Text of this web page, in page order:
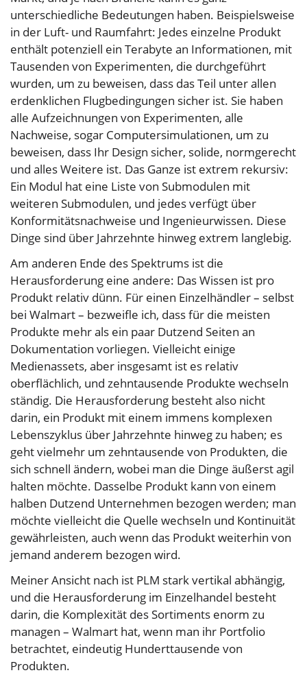
unterschiedliche Bedeutungen haben. Beispielsweise
in der Luft- und Raumfahrt: Jedes einzelne Produkt
enthält potenziell ein Terabyte an Informationen, mit
Tausenden von Experimenten, die durchgeführt
wurden, um zu beweisen, dass das Teil unter allen
erdenklichen Flugbedingungen sicher ist. Sie haben
alle Aufzeichnungen von Experimenten, alle
Nachweise, sogar Computersimulationen, um zu
beweisen, dass Ihr Design sicher, solide, normgerecht
und alles Weitere ist. Das Ganze ist extrem rekursiv:
Ein Modul hat eine Liste von Submodulen mit
weiteren Submodulen, und jedes verfügt über
Konformitätsnachweise und Ingenieurwissen. Diese
Dinge sind über Jahrzehnte hinweg extrem langlebig.
Am anderen Ende des Spektrums ist die
Herausforderung eine andere: Das Wissen ist pro
Produkt relativ dünn. Für einen Einzelhändler – selbst
bei Walmart – bezweifle ich, dass für die meisten
Produkte mehr als ein paar Dutzend Seiten an
Dokumentation vorliegen. Vielleicht einige
Medienassets, aber insgesamt ist es relativ
oberflächlich, und zehntausende Produkte wechseln
ständig. Die Herausforderung besteht also nicht
darin, ein Produkt mit einem immens komplexen
Lebenszyklus über Jahrzehnte hinweg zu haben; es
geht vielmehr um zehntausende von Produkten, die
sich schnell ändern, wobei man die Dinge äußerst agil
halten möchte. Dasselbe Produkt kann von einem
halben Dutzend Unternehmen bezogen werden; man
möchte vielleicht die Quelle wechseln und Kontinuität
gewährleisten, auch wenn das Produkt weiterhin von
jemand anderem bezogen wird.
Meiner Ansicht nach ist PLM stark vertikal abhängig,
und die Herausforderung im Einzelhandel besteht
darin, die Komplexität des Sortiments enorm zu
managen – Walmart hat, wenn man ihr Portfolio
betrachtet, eindeutig Hunderttausende von
Produkten.